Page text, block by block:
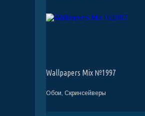
Wallpapers Mix №1997
Обои, Скринсейверы